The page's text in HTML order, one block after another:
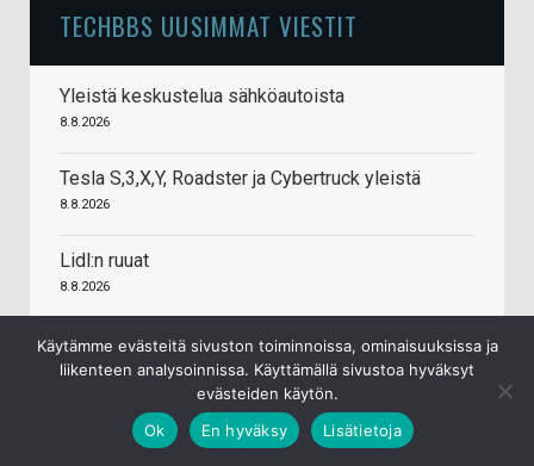
TECHBBS UUSIMMAT VIESTIT
Yleistä keskustelua sähköautoista
8.8.2026
Tesla S,3,X,Y, Roadster ja Cybertruck yleistä
8.8.2026
Lidl:n ruuat
8.8.2026
Screenshot-ketju
8.8.2026
NVIDIA GeForce RTX 5090/5080/5070 Ti -ketju
(Blackwell)
Käytämme evästeitä sivuston toiminnoissa, ominaisuuksissa ja
liikenteen analysoinnissa. Käyttämällä sivustoa hyväksyt
evästeiden käytön.
Ok
En hyväksy Lisätietoja